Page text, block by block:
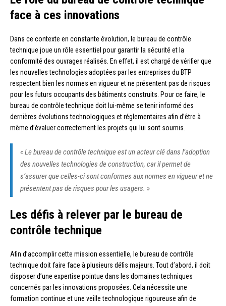
face à ces innovations
Dans ce contexte en constante évolution, le bureau de contrôle
technique joue un rôle essentiel pour garantir la sécurité et la
conformité des ouvrages réalisés. En effet, il est chargé de vérifier que
les nouvelles technologies adoptées par les entreprises du BTP
respectent bien les normes en vigueur et ne présentent pas de risques
pour les futurs occupants des bâtiments construits. Pour ce faire, le
bureau de contrôle technique doit lui-même se tenir informé des
dernières évolutions technologiques et réglementaires afin d’être à
même d’évaluer correctement les projets qui lui sont soumis.
« Le bureau de contrôle technique est un acteur clé dans l’adoption
des nouvelles technologies de construction, car il permet de
s’assurer que celles-ci sont conformes aux normes en vigueur et ne
présentent pas de risques pour les usagers. »
Les défis à relever par le bureau de
contrôle technique
Afin d’accomplir cette mission essentielle, le bureau de contrôle
technique doit faire face à plusieurs défis majeurs. Tout d’abord, il doit
disposer d’une expertise pointue dans les domaines techniques
concernés par les innovations proposées. Cela nécessite une
formation continue et une veille technologique rigoureuse afin de